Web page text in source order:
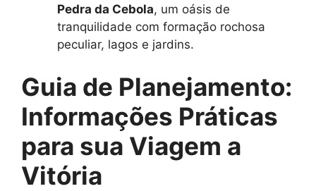
Pedra da Cebola, um oásis de
tranquilidade com formação rochosa
peculiar, lagos e jardins.
Guia de Planejamento:
Informações Práticas
para sua Viagem a
Vitória